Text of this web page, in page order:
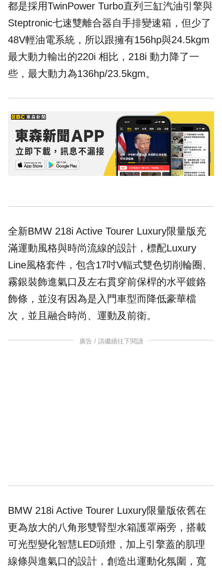
都是採用TwinPower Turbo直列三缸汽油引擎與
Steptronic七速雙離合器自手排變速箱，但少了
48V輕油電系統，所以跟擁有156hp與24.5kgm
最大動力輸出的220i 相比，218i 動力降了一
些，最大動力為136hp/23.5kgm。
全新BMW 218i Active Tourer Luxury限量版充
滿運動風格與時尚流線的設計，標配Luxury
Line風格套件，包含17吋V輻式雙色切削輪圈、
霧銀裝飾進氣口及左右貫穿前保桿的水平鍍鉻
飾條，並沒有因為是入門車型而降低豪華檔
次，並且融合時尚、運動及前衛。
廣告 / 請繼續往下閱讀
BMW 218i Active Tourer Luxury限量版依舊在
更為放大的八角形雙腎型水箱護罩兩旁，搭載
可光型變化智慧LED頭燈，加上引擎蓋的肌理
線條與進氣口的設計，創造出運動化氛圍，寬